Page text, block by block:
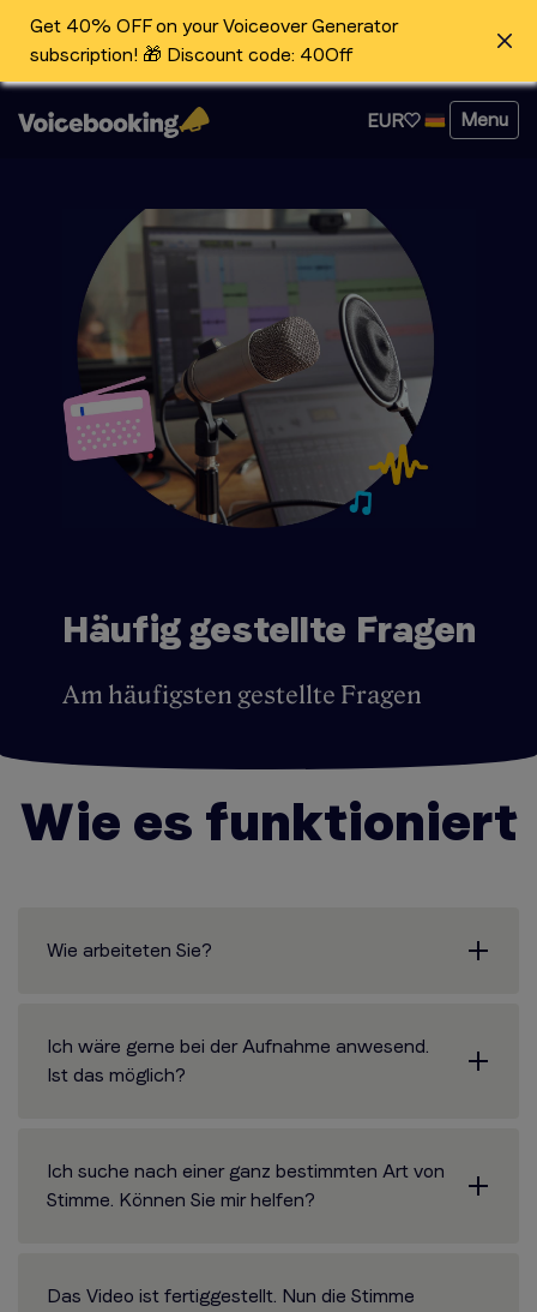
Get 40% OFF on your Voiceover Generator
subscription! 🎁 Discount code: 40Off
EUR Menu
Häufig gestellte Fragen
Am häufigsten gestellte Fragen
Wie es funktioniert
Wie arbeiteten Sie?
Ich wäre gerne bei der Aufnahme anwesend.
Ist das möglich?
Ich suche nach einer ganz bestimmten Art von
Stimme. Können Sie mir helfen?
Das Video ist fertiggestellt. Nun die Stimme